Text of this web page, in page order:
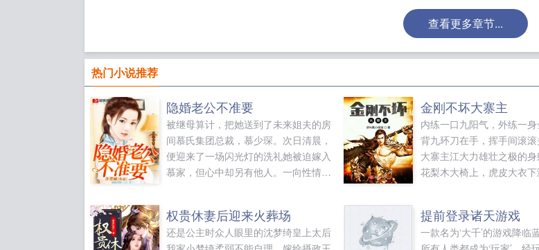
查看更多章节...
热门小说推荐
隐婚老公不准要
被继母算计，把她送到了未来姐夫的房
间慕氏集团总裁，慕少琛。次日清晨，
便迎来了一场闪光灯的洗礼她被迫嫁入
慕家，但心中却另有他人。一向性情暴
金刚不坏大寨主
内练一口九阳气，外练一
背九环刀在手，挥手间滚滚
大寨主江大力雄壮之极的
花梨木大椅上，虎皮大衣
权贵休妻后迎来火葬场
还是公主时众人眼里的沈梦绮皇上太后
提前登录诸天游戏
一款名为‘大千’的游戏降临